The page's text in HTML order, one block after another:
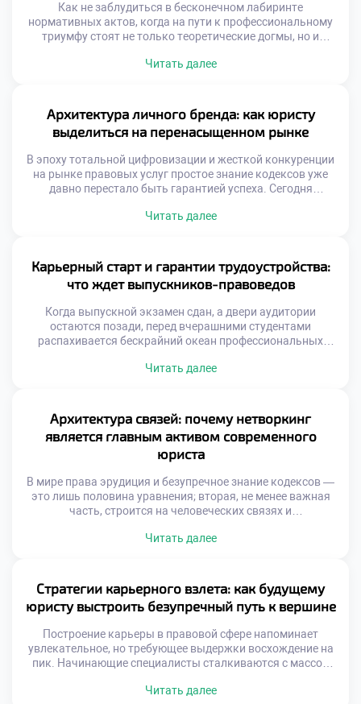
Как не заблудиться в бесконечном лабиринте
нормативных актов, когда на пути к профессиональному
триумфу стоят не только теоретические догмы, но и
себе идеального правоведа: он виртуозно ориентируется
аналитическим даром предвидеть последствия любого
своего действия. Именно поэтому качественное обучение
[…]
Читать далее
Архитектура личного бренда: как юристу
выделиться на перенасыщенном рынке
В эпоху тотальной цифровизации и жесткой конкуренции
на рынке правовых услуг простое знание кодексов уже
давно перестало быть гарантией успеха. Сегодня
создатель собственной уникальной идентичности,
становится тем самым надежным фундаментом, с
которого начинается построение сильного […]
Читать далее
Карьерный старт и гарантии трудоустройства:
что ждет выпускников-правоведов
Когда выпускной экзамен сдан, а двери аудитории
остаются позади, перед вчерашними студентами
распахивается бескрайний океан профессиональных
легкая тревога: как найти свое место в сложной правовой
план выходят реальные гарантии трудоустройства, ведь
качественное обучение в […]
Читать далее
Архитектура связей: почему нетворкинг
является главным активом современного
юриста
В мире права эрудиция и безупречное знание кодексов —
это лишь половина уравнения; вторая, не менее важная
часть, строится на человеческих связях и
это не статичный список контактов в смартфоне, а
Именно поэтому качественное обучение в московском
техникуме закладывает первые […]
Читать далее
Стратегии карьерного взлета: как будущему
юристу выстроить безупречный путь к вершине
Построение карьеры в правовой сфере напоминает
увлекательное, но требующее выдержки восхождение на
пик. Начинающие специалисты сталкиваются с массой
выстраивания надежной сети профессиональных
Читать далее